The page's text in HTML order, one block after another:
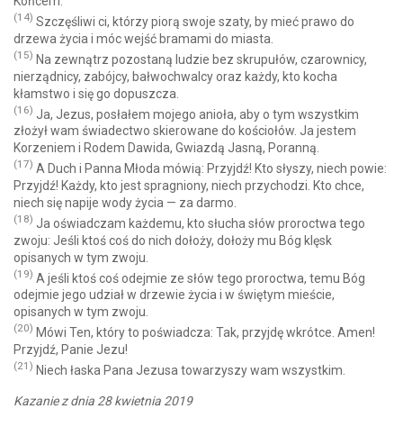
(14) Szczęśliwi ci, którzy piorą swoje szaty, by mieć prawo do
drzewa życia i móc wejść bramami do miasta.
(15) Na zewnątrz pozostaną ludzie bez skrupułów, czarownicy,
nierządnicy, zabójcy, bałwochwalcy oraz każdy, kto kocha
kłamstwo i się go dopuszcza.
(16) Ja, Jezus, posłałem mojego anioła, aby o tym wszystkim
złożył wam świadectwo skierowane do kościołów. Ja jestem
Korzeniem i Rodem Dawida, Gwiazdą Jasną, Poranną.
(17) A Duch i Panna Młoda mówią: Przyjdź! Kto słyszy, niech powie:
Przyjdź! Każdy, kto jest spragniony, niech przychodzi. Kto chce,
niech się napije wody życia — za darmo.
(18) Ja oświadczam każdemu, kto słucha słów proroctwa tego
zwoju: Jeśli ktoś coś do nich dołoży, dołoży mu Bóg klęsk
opisanych w tym zwoju.
(19) A jeśli ktoś coś odejmie ze słów tego proroctwa, temu Bóg
odejmie jego udział w drzewie życia i w świętym mieście,
opisanych w tym zwoju.
(20) Mówi Ten, który to poświadcza: Tak, przyjdę wkrótce. Amen!
Przyjdź, Panie Jezu!
(21) Niech łaska Pana Jezusa towarzyszy wam wszystkim.
Kazanie z dnia 28 kwietnia 2019